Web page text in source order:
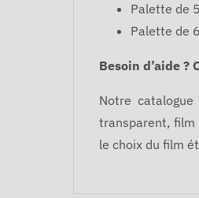
Palette de
Palette de
Besoin d’aide ?
Notre
transparent,
le choix du film